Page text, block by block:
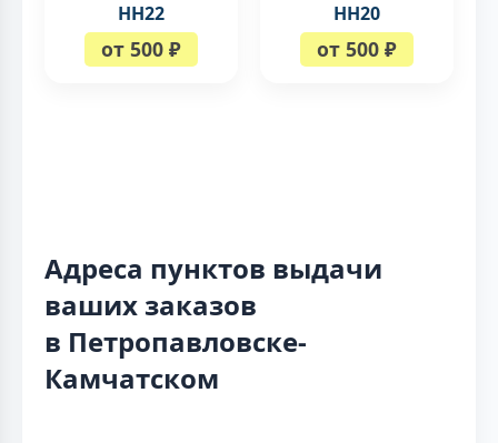
НН22
от 500 ₽
НН20
от 500 ₽
Адреса пунктов выдачи
ваших заказов
в Петропавловске-
Камчатском